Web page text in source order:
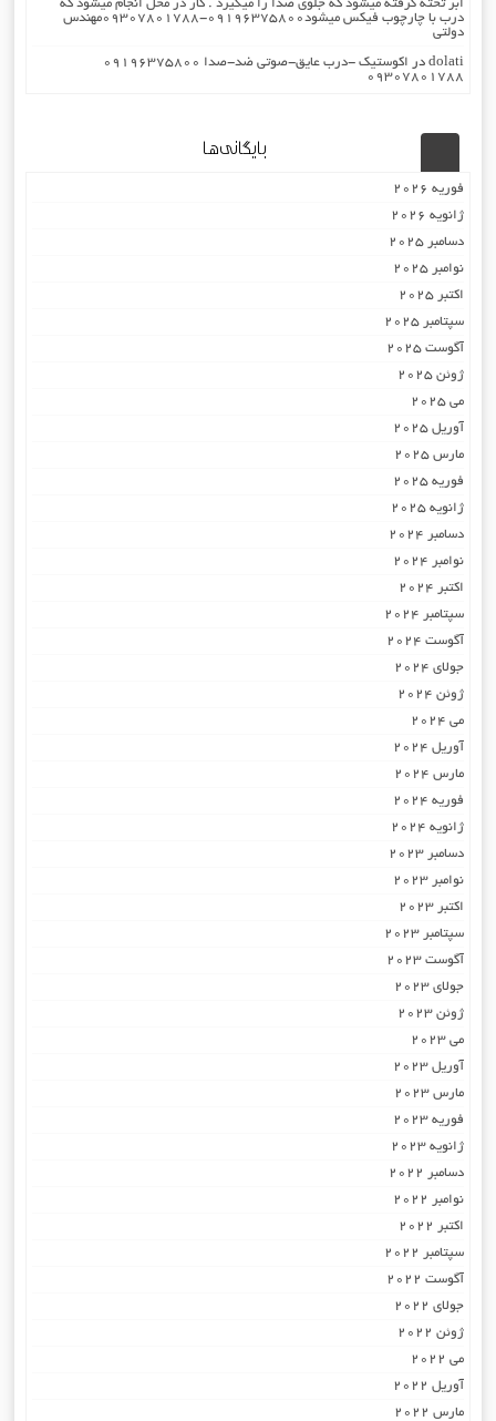
ابر تخته گرفته میشود که جلوی صدا را میگیرد . کار در محل انجام میشود که
درب با چارچوب فیکس میشود۰۹۱۹۶۳۷۵۸۰۰-۰۹۳۰۷۸۰۱۷۸۸مهندس
دولتی
dolati در
اکوستیک -درب عایق-صوتی ضد-صدا ۰۹۱۹۶۳۷۵۸۰۰
۰۹۳۰۷۸۰۱۷۸۸
بایگانی‌ها
فوریه 2026
ژانویه 2026
دسامبر 2025
نوامبر 2025
اکتبر 2025
سپتامبر 2025
آگوست 2025
ژوئن 2025
می 2025
آوریل 2025
مارس 2025
فوریه 2025
ژانویه 2025
دسامبر 2024
نوامبر 2024
اکتبر 2024
سپتامبر 2024
آگوست 2024
جولای 2024
ژوئن 2024
می 2024
آوریل 2024
مارس 2024
فوریه 2024
ژانویه 2024
دسامبر 2023
نوامبر 2023
اکتبر 2023
سپتامبر 2023
آگوست 2023
جولای 2023
ژوئن 2023
می 2023
آوریل 2023
مارس 2023
فوریه 2023
ژانویه 2023
دسامبر 2022
نوامبر 2022
اکتبر 2022
سپتامبر 2022
آگوست 2022
جولای 2022
ژوئن 2022
می 2022
آوریل 2022
مارس 2022